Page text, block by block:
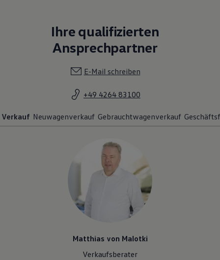
Ihre qualifizierten
Ansprechpartner
E-Mail schreiben
+49 4264 83100
Verkauf Neuwagenverkauf Gebrauchtwagenverkauf
Matthias von Malotki
Verkaufsberater